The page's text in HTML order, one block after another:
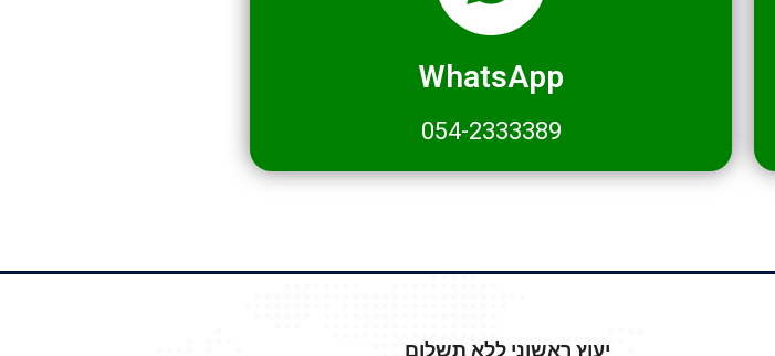
WhatsApp
054-2333389
יעוץ ראשוני ללא תשלום